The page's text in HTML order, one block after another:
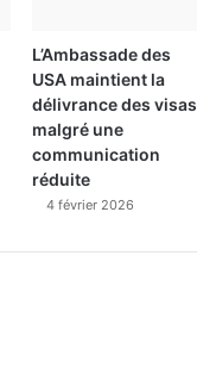
L’Ambassade des
USA maintient la
délivrance des visas
malgré une
communication
réduite
4 février 2026